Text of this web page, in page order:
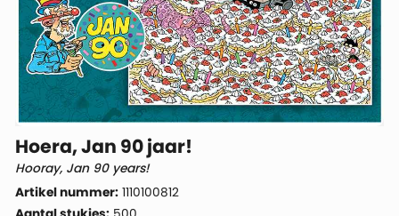
Hoera, Jan 90 jaar!
Hooray, Jan 90 years!
Artikel nummer: 1110100812